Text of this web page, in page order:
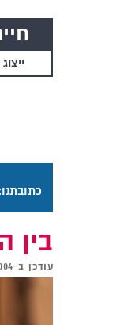
כתובתנו: מגדל על
בין
עודכן ב-